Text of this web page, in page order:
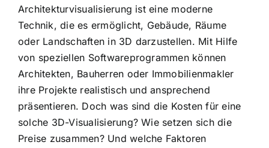
Architekturvisualisierung ist eine moderne
Technik, die es ermöglicht, Gebäude, Räume
oder Landschaften in 3D darzustellen. Mit Hilfe
von speziellen Softwareprogrammen können
Architekten, Bauherren oder Immobilienmakler
ihre Projekte realistisch und ansprechend
präsentieren. Doch was sind die Kosten für eine
solche 3D-Visualisierung? Wie setzen sich die
Preise zusammen? Und welche Faktoren